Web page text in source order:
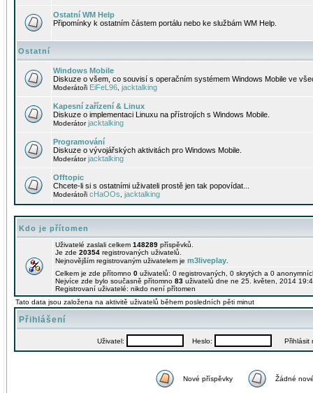
Ostatní WM Help
Připomínky k ostatním částem portálu nebo ke službám WM Help.
Ostatní
Windows Mobile
Diskuze o všem, co souvisí s operačním systémem Windows Mobile ve
Moderátoři EiFeL96 jacktalking
Kapesní zařízení & Linux
Diskuze o implementaci Linuxu na přístrojích s Windows Mobile.
Moderátorjacktalking
Programování
Diskuze o vývojářských aktivitách pro Windows Mobile.
Moderátorjacktalking
Offtopic
Chcete-li si s ostatními uživateli prostě jen tak popovídat...
Moderátoři cHaOOs jacktalking
Kdo je přítomen
Uživatelé zaslali celkem 148289 příspěvků.
Je zde 20354 registrovaných uživatelů.
Nejnovějším registrovaným uživatelem je m3liveplay
Celkem je zde přítomno 0 uživatelů: 0 registrovaných, 0 skrytých a 0
Nejvíce zde bylo současně přítomno 83 uživatelů dne ne 25. květen, 2014
Registrovaní uživatelé: nikdo není přítomen
Tato data jsou založena na aktivitě uživatelů během posledních pěti minut
Přihlášení
Uživatel: Heslo: Přihlásit
Nové příspěvky Žádné